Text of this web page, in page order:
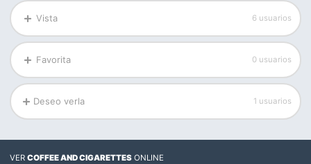
Vista 6 usuarios
Favorita 0 usuarios
Deseo verla 1 usuarios
VERCOFFEE AND CIGARETTES ONLINE